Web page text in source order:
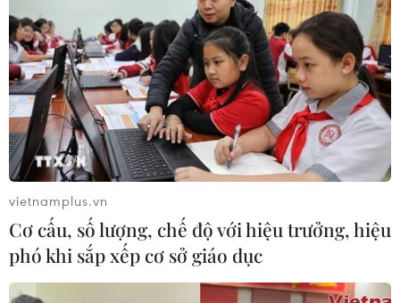
vietnamplus.vn
Cơ cấu, số lượng, chế độ với hiệu trưởng, hiệu
phó khi sắp xếp cơ sở giáo dục